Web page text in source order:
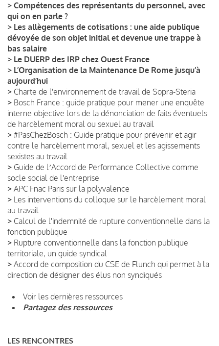
> Compétences des représentants du personnel, avec
qui on en parle ?
> Les allègements de cotisations : une aide publique
dévoyée de son objet initial et devenue une trappe à
bas salaire
> Le DUERP des IRP chez Ouest France
> L’Organisation de la Maintenance De Rome jusqu’à
aujourd’hui
> Charte de l'environnement de travail de Sopra-Steria
> Bosch France : guide pratique pour mener une enquête
interne objective lors de la dénonciation de faits éventuels
de harcèlement moral ou sexuel au travail
> #PasChezBosch : Guide pratique pour prévenir et agir
contre le harcèlement moral, sexuel et les agissements
sexistes au travail
> Guide de lʼAccord de Performance Collective comme
socle social de l'entreprise
> APC Fnac Paris sur la polyvalence
> Les interventions du colloque sur le harcèlement moral
au travail
> Calcul de l'indemnité de rupture conventionnelle dans la
fonction publique
> Rupture conventionnelle dans la fonction publique
territoriale, un guide syndical
> Accord de composition du CSE de Flunch qui permet à la
direction de désigner des élus non syndiqués
Voir les dernières ressources
Partagez des ressources
LES RENCONTRES